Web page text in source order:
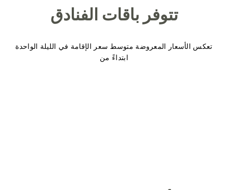
تتوفر باقات الفنادق
تعكس الأسعار المعروضة متوسط سعر الإقامة في الليلة الواحدة
ابتداءً من